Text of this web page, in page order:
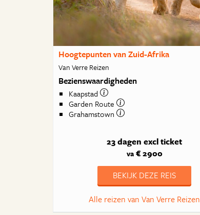
Hoogtepunten van Zuid-Afrika
Van Verre Reizen
Bezienswaardigheden
Kaapstad
Garden Route
Grahamstown
23 dagen excl ticket
va€ 2900
BEKIJK DEZE REIS
Alle reizen van Van Verre Reizen